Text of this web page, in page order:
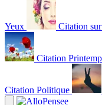
Yeux Citation
Citation
Citation Politique